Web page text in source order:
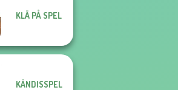
Sailor Moon And
KLÄ PÅ SPEL
KÄNDISSPEL